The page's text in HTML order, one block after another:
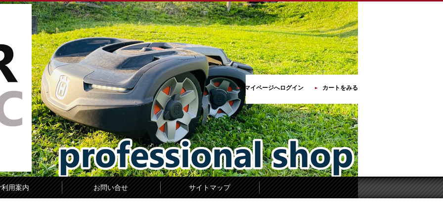
マイページへログイン カートをみる
利用案内 お問い合せ サイトマップ